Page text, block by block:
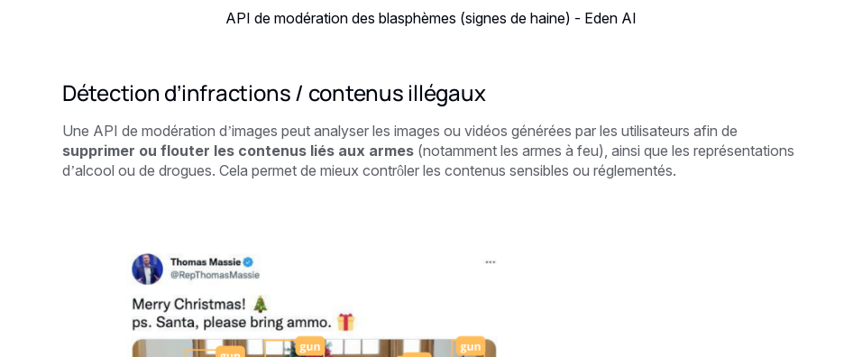
API de modération des blasphèmes (signes de haine) - Eden AI
Détection d’infractions / contenus illégaux
Une API de modération d’images peut analyser les images ou vidéos générées par les utilisateurs afin de
supprimer ou flouter les contenus liés aux armes(notamment les armes à feu), ainsi que les représentations
d’alcool ou de drogues. Cela permet de mieux contrôler les contenus sensibles ou réglementés.